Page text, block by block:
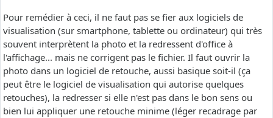
Pour remédier à ceci, il ne faut pas se fier aux logiciels de
visualisation (sur smartphone, tablette ou ordinateur) qui très
souvent interprètent la photo et la redressent d'office à
l'affichage... mais ne corrigent pas le fichier. Il faut ouvrir la
photo dans un logiciel de retouche, aussi basique soit-il (ça
peut être le logiciel de visualisation qui autorise quelques
retouches), la redresser si elle n'est pas dans le bon sens ou
bien lui appliquer une retouche minime (léger recadrage par